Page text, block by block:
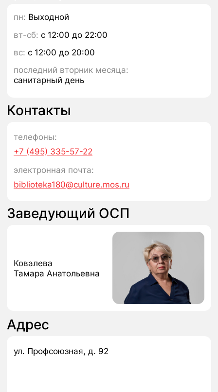
творчества»
Пройти опрос
АФИША ПЛАТНЫХ
Купить билет
АФИША БЕСПЛАТНЫХ
МЕРОПРИЯТИЙ